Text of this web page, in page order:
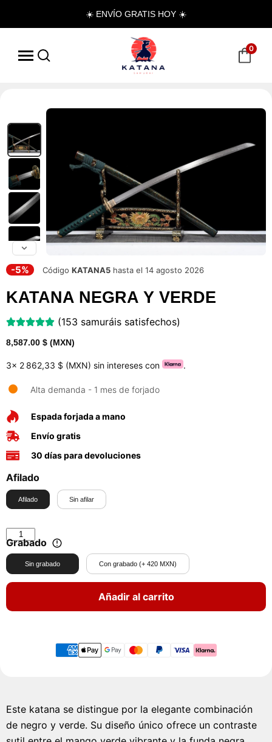
☀️ ENVÍO GRATIS HOY ☀️
0
-5% Código KATANA5 hasta el 14 agosto 2026
KATANA NEGRA Y VERDE
(153 samuráis satisfechos)
8,587.00 $ (MXN)
3x 2 862,33 $ (MXN) sin intereses con .
Alta demanda - 1 mes de forjado
Espada forjada a mano
Envío gratis
30 días para devoluciones
Afilado
Afilado Sin afilar
Grabado
Sin grabado Con grabado (+ 420 MXN)
Añadir al carrito
Este katana se distingue por la elegante combinación
de negro y verde. Su diseño único ofrece un contraste